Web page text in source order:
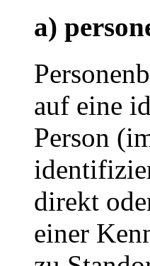
a)
auf eine
Person
direkt
einer